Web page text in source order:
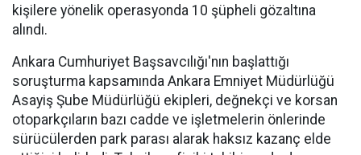
kişilere yönelik operasyonda 10 şüpheli gözaltına
alındı.
Ankara Cumhuriyet Başsavcılığı'nın başlattığı
soruşturma kapsamında Ankara Emniyet Müdürlüğü
Asayiş Şube Müdürlüğü ekipleri, değnekçi ve korsan
otoparkçıların bazı cadde ve işletmelerin önlerinde
sürücülerden park parası alarak haksız kazanç elde